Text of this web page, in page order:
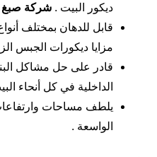
ديكور البيت .شركة صبغ
قابل للدهان بمختلف
مزايا ديكورات الجبس
قادر على حل مشاكل
الداخلية في كل أنحاء
يلطف مساحات
الواسعة .